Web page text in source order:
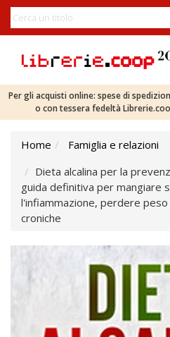
Per gli acquisti online: spese di
o con tessera fedeltà
Home
Famiglia e relazioni
Dieta alcalina per la
guida definitiva per mangiare
l'infiammazione, perdere
croniche